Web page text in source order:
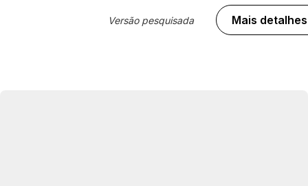
Versão pesquisada Mais detalhes